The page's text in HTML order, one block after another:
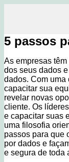
5 passos
As empresas
dos seus dados
dados. Com uma
capacitar sua
revelar novas
cliente. Os
e capacitar suas
uma filosofia
passos para que
por dados e
e segura de toda